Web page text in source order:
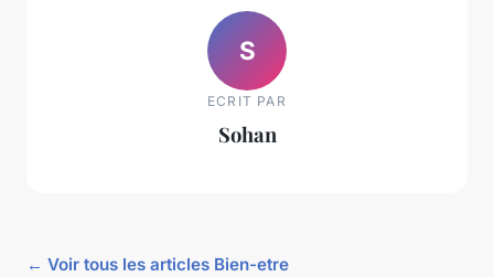
S
ECRIT PAR
Sohan
← Voir tous les articles Bien-etre